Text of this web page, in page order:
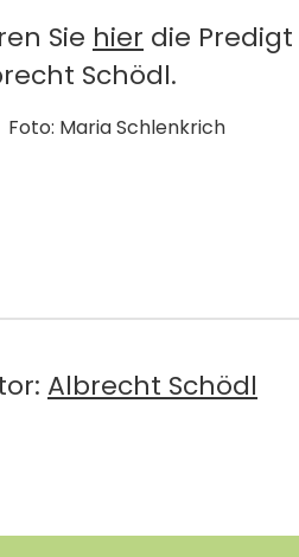
Sie hier die Predigt
Schödl.
Foto: Maria Schlenkrich
Albrecht Schödl